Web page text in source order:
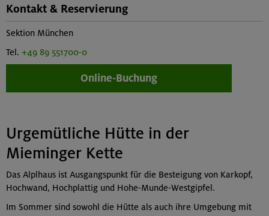
Kontakt & Reservierung
Sektion München
Tel. +49 89 551700-0
Online-Buchung
Urgemütliche Hütte in der
Mieminger Kette
Das Alplhaus ist Ausgangspunkt für die Besteigung von Karkopf,
Hochwand, Hochplattig und Hohe-Munde-Westgipfel.
Im Sommer sind sowohl die Hütte als auch ihre Umgebung mit